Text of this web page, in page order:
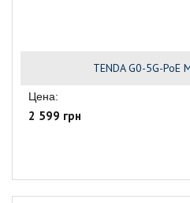
TENDA G0-5G-PoE
Цена:
2 599 грн